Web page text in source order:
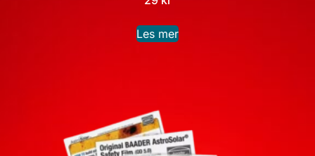
Les mer